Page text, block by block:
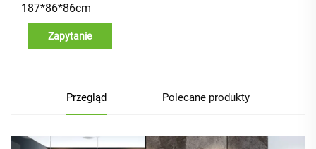
187*86*86cm
Zapytanie
Przegląd Polecane produkty